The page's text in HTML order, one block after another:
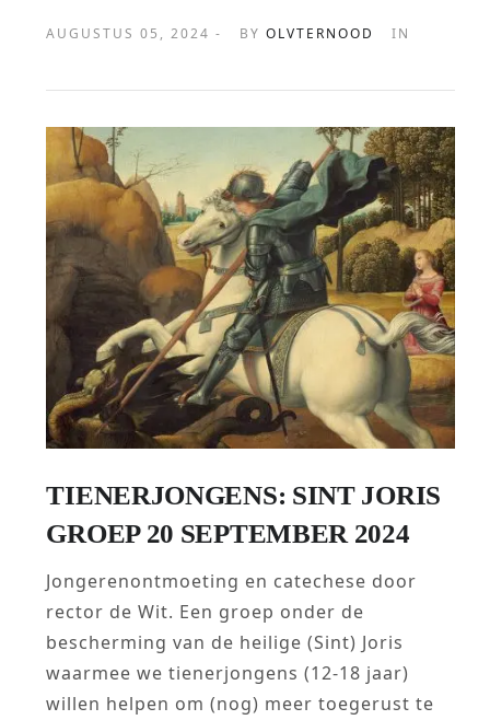
AUGUSTUS 05, 2024 - BYOLVTERNOOD IN
TIENERJONGENS: SINT JORIS
GROEP 20 SEPTEMBER 2024
Jongerenontmoeting en catechese door
rector de Wit. Een groep onder de
bescherming van de heilige (Sint) Joris
waarmee we tienerjongens (12-18 jaar)
willen helpen om (nog) meer toegerust te